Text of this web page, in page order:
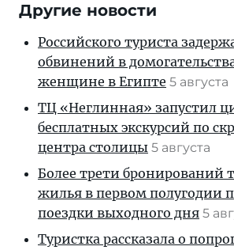
Другие новости
Российского туриста
обвинений в
женщине в Египте 5 августа
ТЦ «Неглинная» запустил
бесплатных экскурсий по
центра столицы 5 августа
Более трети бронирований
жилья в первом полугодии
поездки выходного дня 5
Туристка рассказала о